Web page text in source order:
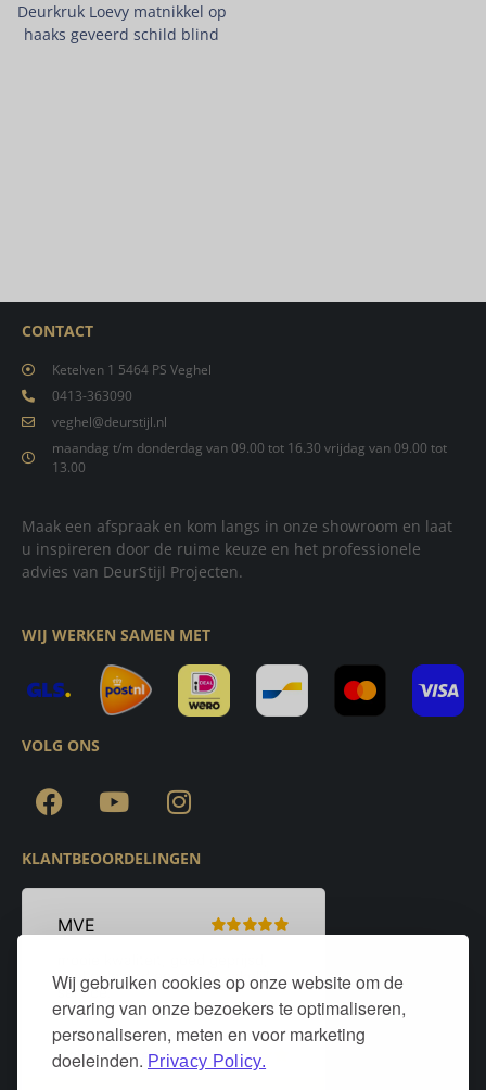
Wij gebruiken cookies op onze website om de
ervaring van onze bezoekers te optimaliseren,
personaliseren, meten en voor marketing
doeleinden. Privacy Policy.
Deurkruk Loevy matnikkel op
haaks geveerd schild blind
CONTACT
Ketelven 1 5464 PS Veghel
0413-363090
veghel@deurstijl.nl
maandag t/m donderdag van 09.00 tot 16.30 vrijdag van 09.00 tot
13.00
Maak een afspraak en kom langs in onze showroom en laat
u inspireren door de ruime keuze en het professionele
advies van DeurStijl Projecten.
WIJ WERKEN SAMEN MET
VOLG ONS
KLANTBEOORDELINGEN